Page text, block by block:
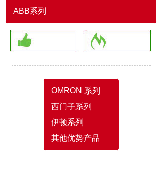
ABB系列
OMRON 系列
西门子系列
伊顿系列
其他优势产品